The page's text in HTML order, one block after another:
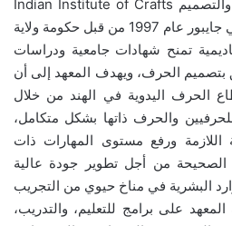
المعهد الهندي للحرف والتصميم Indian Institute of Crafts
and Design تأسس في جايبور عام 1997 من قبل حكومة ولاية
تمنح شهادات جامعية ودراسات
الحرف، ويهدف المعهد إلى أن
الحرف اليدوية في الهند من خلال
والحرف ذاتها بشكل متكامل،
اللازمة ورفع مستوى المهارات ذات
الصحيحة من أجل تطوير جودة عالية
البشرية في مناخ حيوي من التجريب
المعهد على برامج للتعليم، والتدريب،